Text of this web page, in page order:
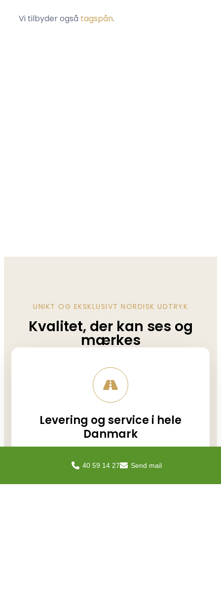
Vi tilbyder også tagspån.
UNIKT OG EKSKLUSIVT NORDISK UDTRYK
Kvalitet, der kan ses og
mærkes
Levering og service i hele
Danmark
eller en ø, leverer vi løsninger direkte til dit
40 59 14 27 Send mail